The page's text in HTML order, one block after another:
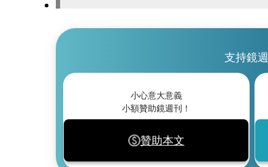
支持鏡
小心意大意義
小額贊助鏡週刊！
贊助本文